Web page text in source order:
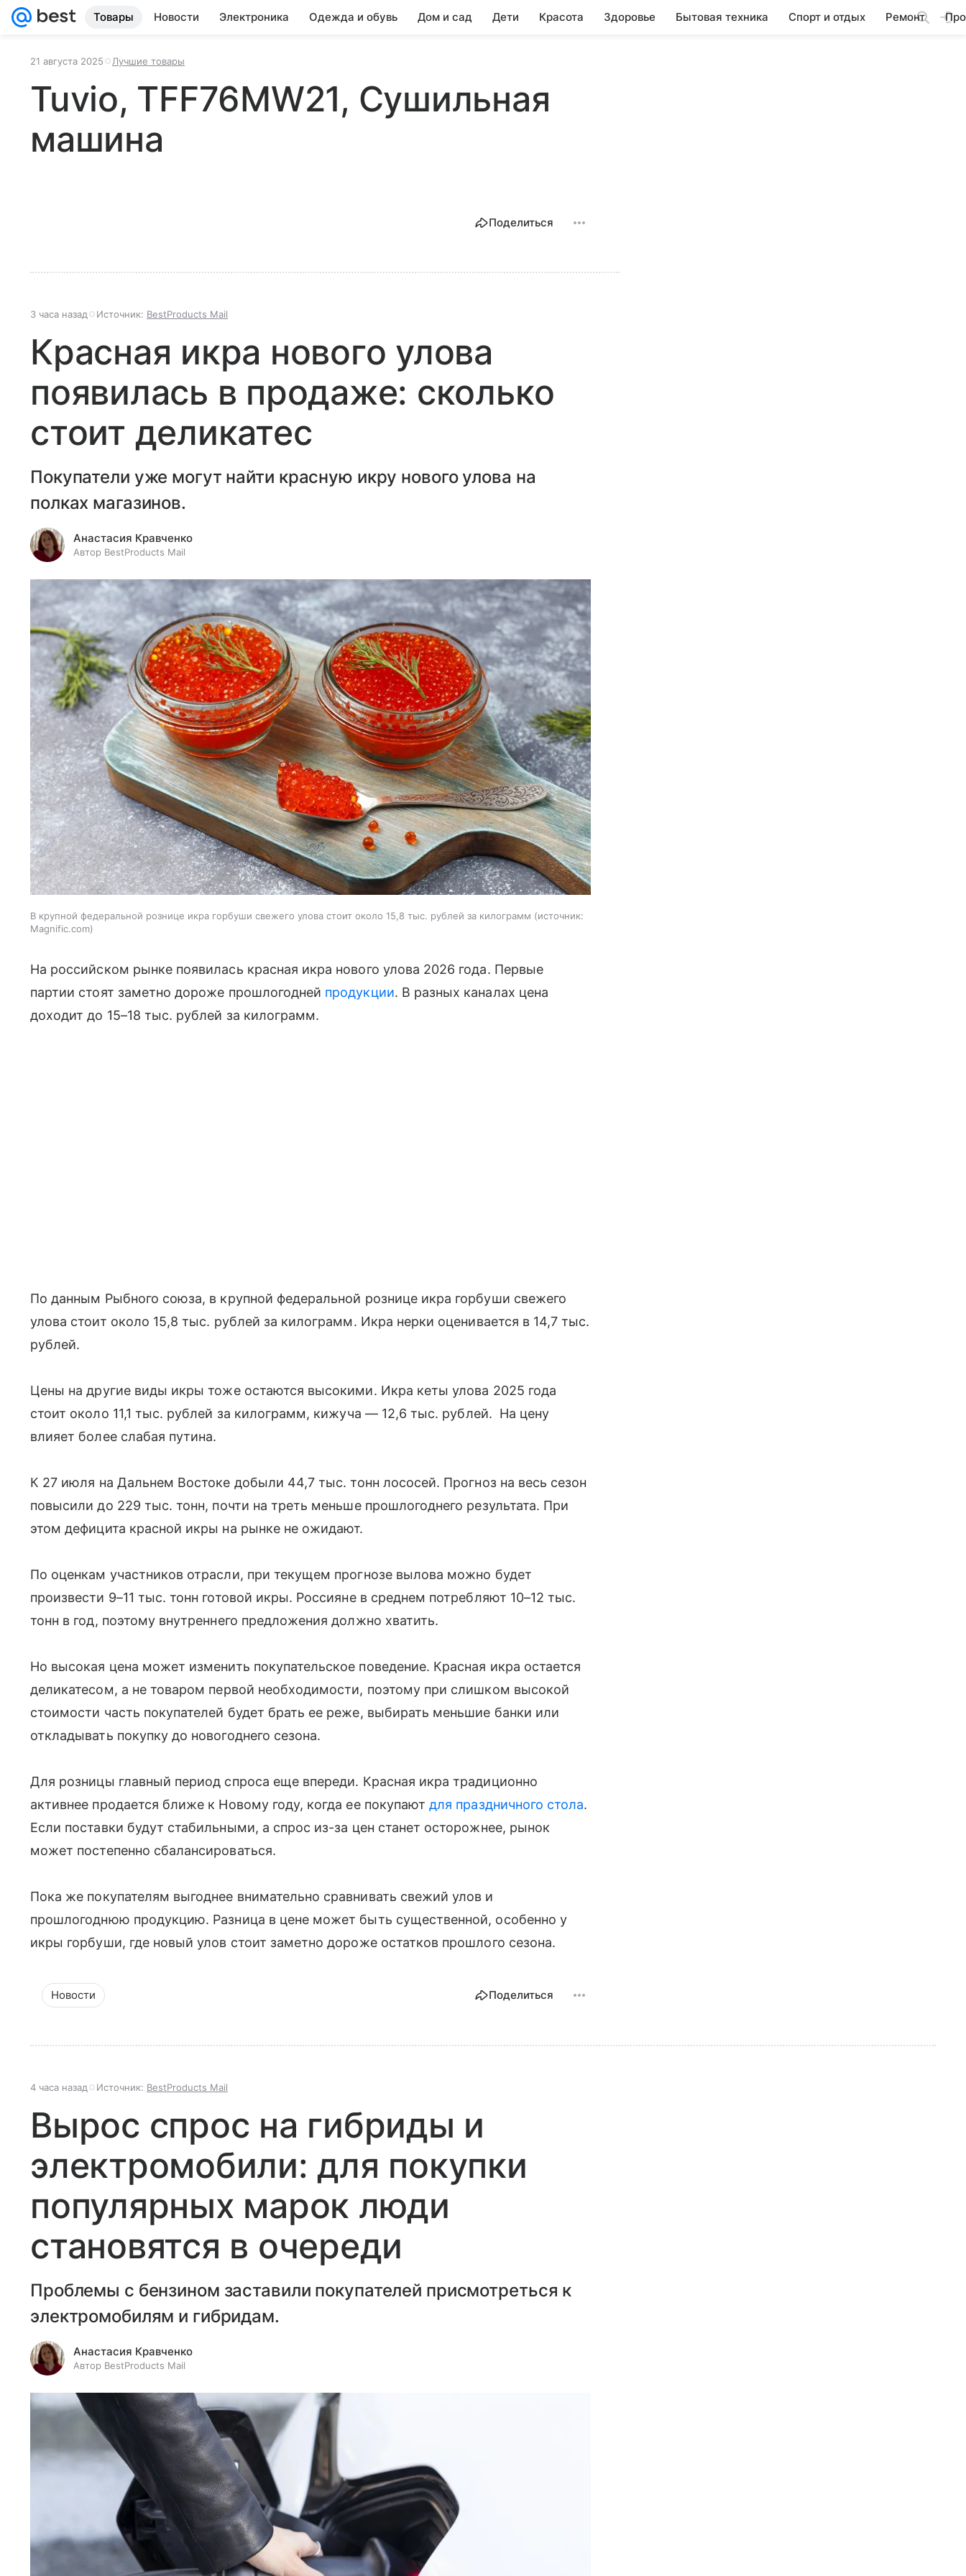
Товары Новости Электроника Одежда и обувь Дом и сад Дети Красота Здоровье Бытовая техника Спорт и отдых Ремонт
21 августа 2025 Лучшие товары
Tuvio, TFF76MW21, Сушильная
машина
Поделиться
3 часа назад Источник: BestProducts Mail
Красная икра нового улова
появилась в продаже: сколько
стоит деликатес
Покупатели уже могут найти красную икру нового улова на
полках магазинов.
Анастасия Кравченко
Автор BestProducts Mail
В крупной федеральной рознице икра горбуши свежего улова стоит около 15,8 тыс. рублей за килограмм
источник:
Magnific.com
На российском рынке появилась красная икра нового улова 2026 года. Первые
партии стоят заметно дороже прошлогодней продукции. В разных каналах цена
доходит до 15–18 тыс. рублей за килограмм.
По данным Рыбного союза, в крупной федеральной рознице икра горбуши свежего
улова стоит около 15,8 тыс. рублей за килограмм. Икра нерки оценивается в 14,7 тыс.
рублей.
Цены на другие виды икры тоже остаются высокими. Икра кеты улова 2025 года
стоит около 11,1 тыс. рублей за килограмм, кижуча — 12,6 тыс. рублей. На цену
влияет более слабая путина.
К 27 июля на Дальнем Востоке добыли 44,7 тыс. тонн лососей. Прогноз на весь сезон
повысили до 229 тыс. тонн, почти на треть меньше прошлогоднего результата. При
этом дефицита красной икры на рынке не ожидают.
По оценкам участников отрасли, при текущем прогнозе вылова можно будет
произвести 9–11 тыс. тонн готовой икры. Россияне в среднем потребляют 10–12 тыс.
тонн в год, поэтому внутреннего предложения должно хватить.
Но высокая цена может изменить покупательское поведение. Красная икра остается
деликатесом, а не товаром первой необходимости, поэтому при слишком высокой
стоимости часть покупателей будет брать ее реже, выбирать меньшие банки или
откладывать покупку до новогоднего сезона.
Для розницы главный период спроса еще впереди. Красная икра традиционно
активнее продается ближе к Новому году, когда ее покупаютдля праздничного стола.
Если поставки будут стабильными, а спрос из-за цен станет осторожнее, рынок
может постепенно сбалансироваться.
Пока же покупателям выгоднее внимательно сравнивать свежий улов и
прошлогоднюю продукцию. Разница в цене может быть существенной, особенно у
икры горбуши, где новый улов стоит заметно дороже остатков прошлого сезона.
Новости Поделиться
4 часа назад Источник: BestProducts Mail
Вырос спрос на гибриды и
электромобили: для покупки
популярных марок люди
становятся в очереди
Проблемы с бензином заставили покупателей присмотреться к
электромобилям и гибридам.
Анастасия Кравченко
Автор BestProducts Mail